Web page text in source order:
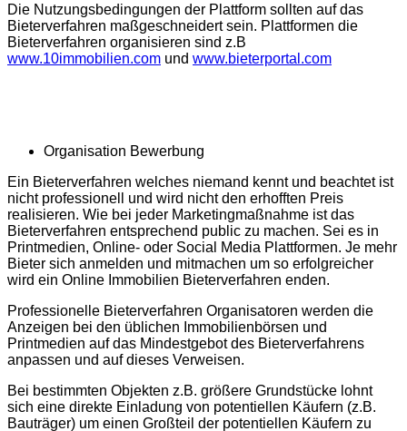
Die Nutzungsbedingungen der Plattform sollten auf das
Bieterverfahren maßgeschneidert sein. Plattformen die
Bieterverfahren organisieren sind z.B
www.10immobilien.com und www.bieterportal.com
Organisation Bewerbung
Ein Bieterverfahren welches niemand kennt und beachtet ist
nicht professionell und wird nicht den erhofften Preis
realisieren. Wie bei jeder Marketingmaßnahme ist das
Bieterverfahren entsprechend public zu machen. Sei es in
Printmedien, Online- oder Social Media Plattformen. Je mehr
Bieter sich anmelden und mitmachen um so erfolgreicher
wird ein Online Immobilien Bieterverfahren enden.
Professionelle Bieterverfahren Organisatoren werden die
Anzeigen bei den üblichen Immobilienbörsen und
Printmedien auf das Mindestgebot des Bieterverfahrens
anpassen und auf dieses Verweisen.
Bei bestimmten Objekten z.B. größere Grundstücke lohnt
sich eine direkte Einladung von potentiellen Käufern (z.B.
Bauträger) um einen Großteil der potentiellen Käufern zu